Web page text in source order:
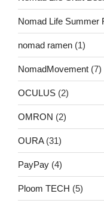
Nomad Life Summer
nomad ramen (1)
NomadMovement (7)
OCULUS (2)
OMRON (2)
OURA(31)
PayPay (4)
Ploom TECH (5)